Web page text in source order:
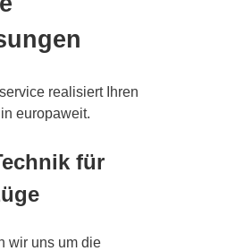
realisiert Ihren
europaweit.
für
wir uns um die